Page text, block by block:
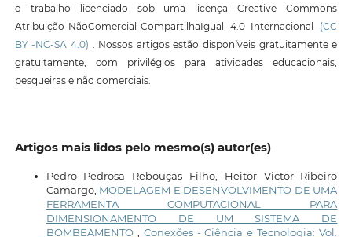
o trabalho licenciado sob uma licença Creative Commons
Atribuição-NãoComercial-CompartilhaIgual 4.0 Internacional (CC
BY -NC-SA 4.0) . Nossos artigos estão disponíveis gratuitamente e
gratuitamente, com privilégios para atividades educacionais,
pesqueiras e não comerciais.
Artigos mais lidos pelo mesmo(s) autor(es)
Pedro Pedrosa Rebouças Filho, Heitor Victor Ribeiro
Camargo, MODELAGEM E DESENVOLVIMENTO DE UMA
FERRAMENTA COMPUTACIONAL PARA
DIMENSIONAMENTO DE UM SISTEMA DE
BOMBEAMENTO , Conexões - Ciência e Tecnologia: Vol.